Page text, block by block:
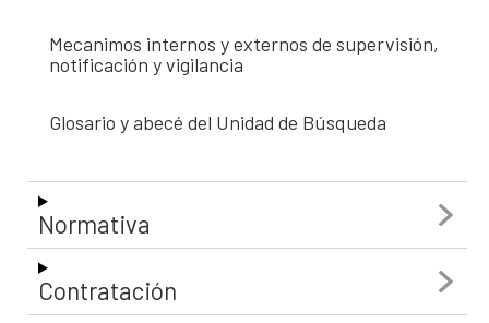
Mecanimos internos y externos de supervisión,
notificación y vigilancia
Glosario y abecé del Unidad de Búsqueda
Normativa
Contratación